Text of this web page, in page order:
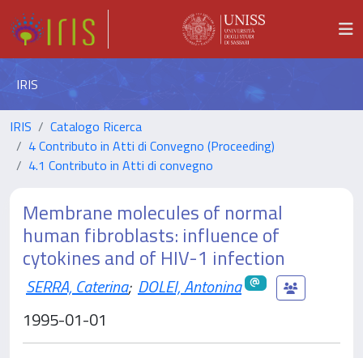
IRIS
IRIS
Catalogo Ricerca
4 Contributo in Atti di Convegno (Proceeding)
4.1 Contributo in Atti di convegno
Membrane molecules of normal
human fibroblasts: influence of
cytokines and of HIV-1 infection
SERRA, Caterina; DOLEI, Antonina
1995-01-01